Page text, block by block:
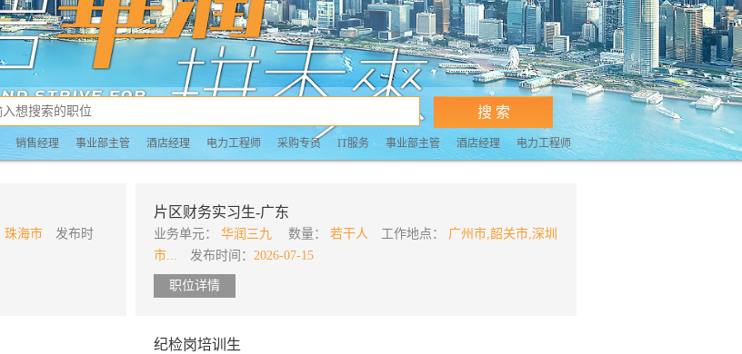
销售经理 事业部主管 酒店经理 电力工程师 采购专员 IT服务 事业部主管 酒店经理 电力工程师
珠海市
发布时
片区财务实习生-广东
业务单元： 华润三九 数量： 若干人 工作地点： 广州市,韶关市,深圳
市...
发布时间： 2026-07-15
职位详情
纪检岗培训生